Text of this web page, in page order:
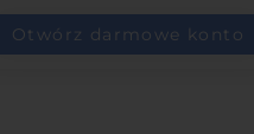
Otwórz darmowe konto